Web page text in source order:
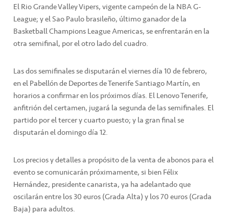
El Rio Grande Valley Vipers, vigente campeón de la NBA G-
League; y el Sao Paulo brasileño, último ganador de la
Basketball Champions League Americas, se enfrentarán en la
otra semifinal, por el otro lado del cuadro.
Las dos semifinales se disputarán el viernes día 10 de febrero,
en el Pabellón de Deportes de Tenerife Santiago Martín, en
horarios a confirmar en los próximos días. El Lenovo Tenerife,
anfitrión del certamen, jugará la segunda de las semifinales. El
partido por el tercer y cuarto puesto; y la gran final se
disputarán el domingo día 12.
Los precios y detalles a propósito de la venta de abonos para el
evento se comunicarán próximamente, si bien Félix
Hernández, presidente canarista, ya ha adelantado que
oscilarán entre los 30 euros (Grada Alta) y los 70 euros (Grada
Baja) para adultos.